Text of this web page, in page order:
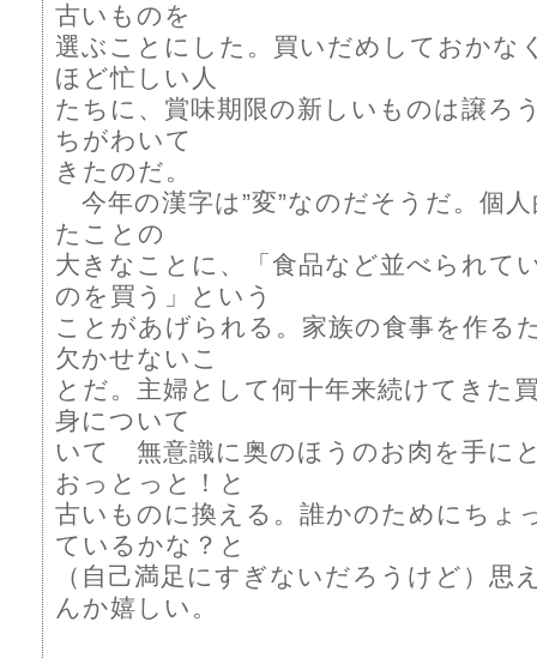
古いものを
選ぶことにした。買いだめしておかな
ほど忙しい人
たちに、賞味期限の新しいものは譲ろ
ちがわいて
きたのだ。
今年の漢字は”変”なのだそうだ。個
たことの
大きなことに、「食品など並べられて
のを買う」という
ことがあげられる。家族の食事を作る
欠かせないこ
とだ。主婦として何十年来続けてきた
身について
いて 無意識に奥のほうのお肉を手に
おっとっと！と
古いものに換える。誰かのためにちょ
ているかな？と
（自己満足にすぎないだろうけど）思
んか嬉しい。